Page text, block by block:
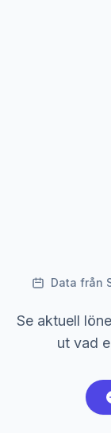
Data från
Se aktuell
ut vad